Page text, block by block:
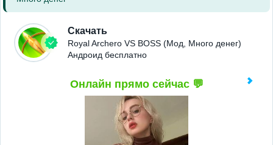
Скачать
Royal Archero VS BOSS (Мод, Много денег)
Андроид бесплатно
Онлайн прямо сейчас 💬